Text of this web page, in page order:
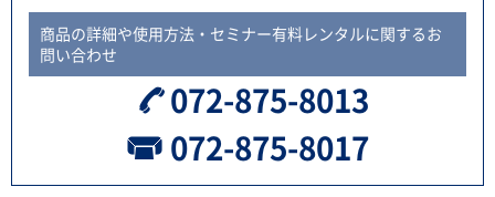
商品の詳細や使用方法・セミナー有料レンタルに関するお
問い合わせ
072-875-8013
072-875-8017